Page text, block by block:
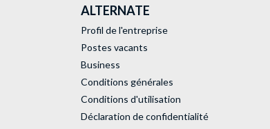
ALTERNATE
Profil de l'entreprise
Postes vacants
Business
Conditions générales
Conditions d'utilisation
Déclaration de confidentialité